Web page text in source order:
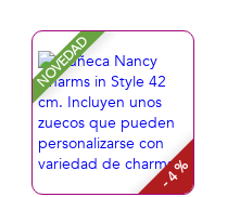
NOVEDAD
- 4 %